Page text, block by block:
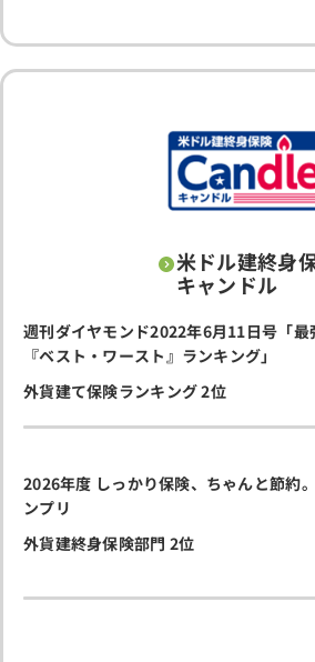
米ドル建終身
キャンドル
週刊ダイヤモンド2022年6月11日号「
『ベスト・ワースト』ランキング」
外貨建て保険ランキング 2位
2026年度 しっかり保険、ちゃんと節約
ンプリ
外貨建終身保険部門 2位